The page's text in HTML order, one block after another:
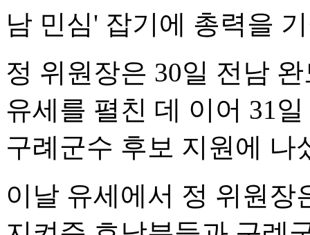
남 민심' 잡기에 총력을
정 위원장은 30일 전남
유세를 펼친 데 이어 31
구례군수 후보 지원에 나
이날 유세에서 정 위원